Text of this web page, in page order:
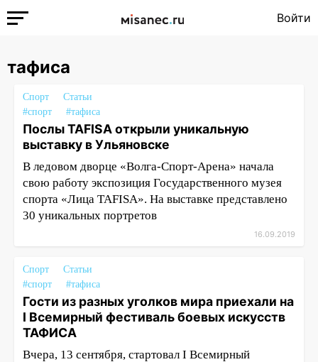
Войти
тафиса
Спорт
Статьи
#спорт
#тафиса
Послы TAFISA открыли уникальную
выставку в Ульяновске
В ледовом дворце «Волга-Спорт-Арена» начала
свою работу экспозиция Государственного музея
спорта «Лица TAFISA». На выставке представлено
30 уникальных портретов
16.09.2019
Спорт
Статьи
#спорт
#тафиса
Гости из разных уголков мира приехали на
I Всемирный фестиваль боевых искусств
ТАФИСА
Вчера, 13 сентября, стартовал I Всемирный